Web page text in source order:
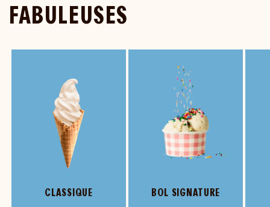
FABULEUSES
CLASSIQUE BOL SIGNATURE